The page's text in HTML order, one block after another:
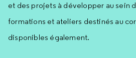
et des projets à développer au sein
formations et ateliers destinés au
disponibles également.